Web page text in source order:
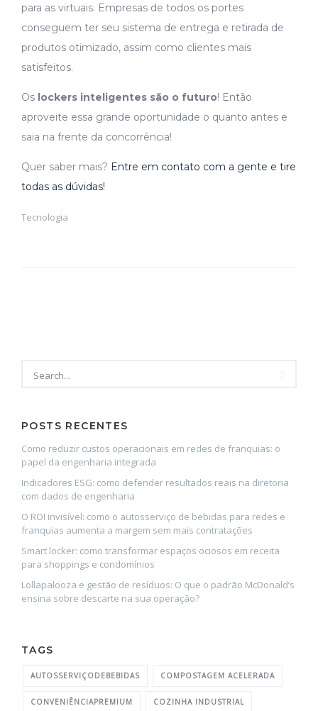
para as virtuais. Empresas de todos os portes
conseguem ter seu sistema de entrega e retirada de
produtos otimizado, assim como clientes mais
satisfeitos.
Os lockers inteligentes são o futuro! Então
aproveite essa grande oportunidade o quanto antes e
saia na frente da concorrência!
Quer saber mais? Entre em contato com a gente e tire
todas as dúvidas!
Tecnologia
POSTS RECENTES
Como reduzir custos operacionais em redes de franquias: o
papel da engenharia integrada
Indicadores ESG: como defender resultados reais na diretoria
com dados de engenharia
O ROI invisível: como o autosserviço de bebidas para redes e
franquias aumenta a margem sem mais contratações
Smart locker: como transformar espaços ociosos em receita
para shoppings e condomínios
Lollapalooza e gestão de resíduos: O que o padrão McDonald’s
ensina sobre descarte na sua operação?
TAGS
AUTOSSERVIÇODEBEBIDAS COMPOSTAGEM ACELERADA
CONVENIÊNCIAPREMIUM COZINHA INDUSTRIAL